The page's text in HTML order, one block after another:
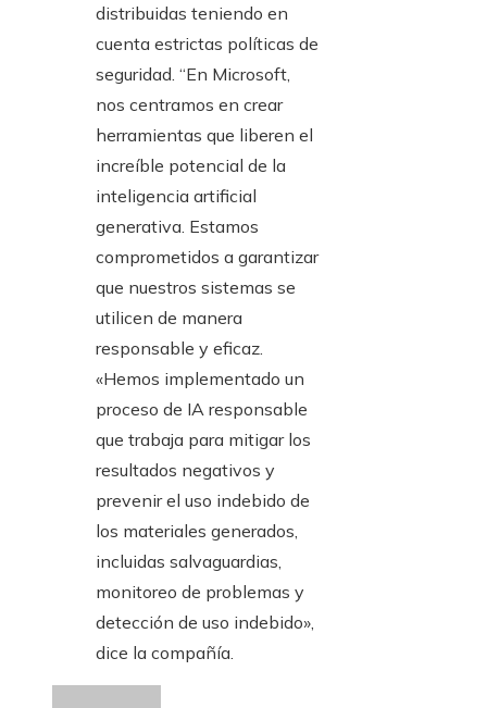
distribuidas teniendo en
cuenta estrictas políticas de
seguridad. “En Microsoft,
nos centramos en crear
herramientas que liberen el
increíble potencial de la
inteligencia artificial
generativa. Estamos
comprometidos a garantizar
que nuestros sistemas se
utilicen de manera
responsable y eficaz.
«Hemos implementado un
proceso de IA responsable
que trabaja para mitigar los
resultados negativos y
prevenir el uso indebido de
los materiales generados,
incluidas salvaguardias,
monitoreo de problemas y
detección de uso indebido»,
dice la compañía.